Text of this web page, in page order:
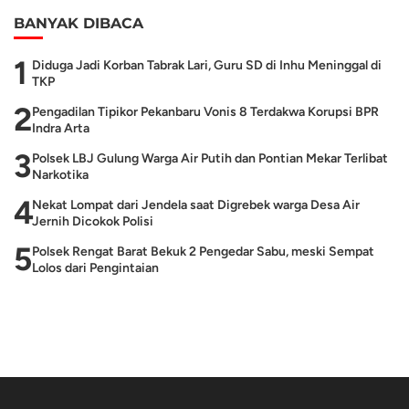
BANYAK DIBACA
1 Diduga Jadi Korban Tabrak Lari, Guru SD di Inhu Meninggal di
TKP
2Pengadilan Tipikor Pekanbaru Vonis 8 Terdakwa Korupsi BPR
Indra Arta
3Polsek LBJ Gulung Warga Air Putih dan Pontian Mekar Terlibat
Narkotika
4Nekat Lompat dari Jendela saat Digrebek warga Desa Air
Jernih Dicokok Polisi
5Polsek Rengat Barat Bekuk 2 Pengedar Sabu, meski Sempat
Lolos dari Pengintaian